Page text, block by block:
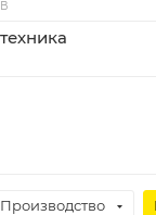
Производство